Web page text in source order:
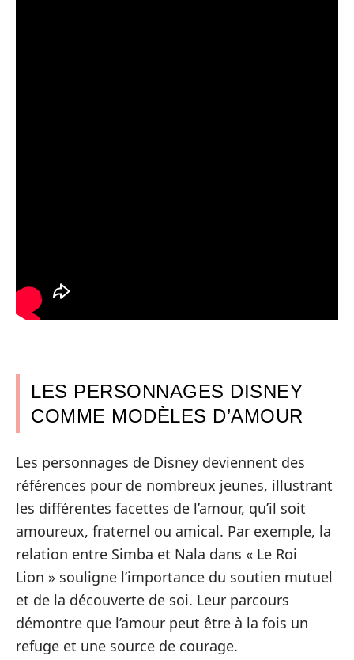
LES PERSONNAGES DISNEY
COMME MODÈLES D’AMOUR
Les personnages de Disney deviennent des
références pour de nombreux jeunes, illustrant
les différentes facettes de l’amour, qu’il soit
amoureux, fraternel ou amical. Par exemple, la
relation entre Simba et Nala dans « Le Roi
Lion » souligne l’importance du soutien mutuel
et de la découverte de soi. Leur parcours
démontre que l’amour peut être à la fois un
refuge et une source de courage.